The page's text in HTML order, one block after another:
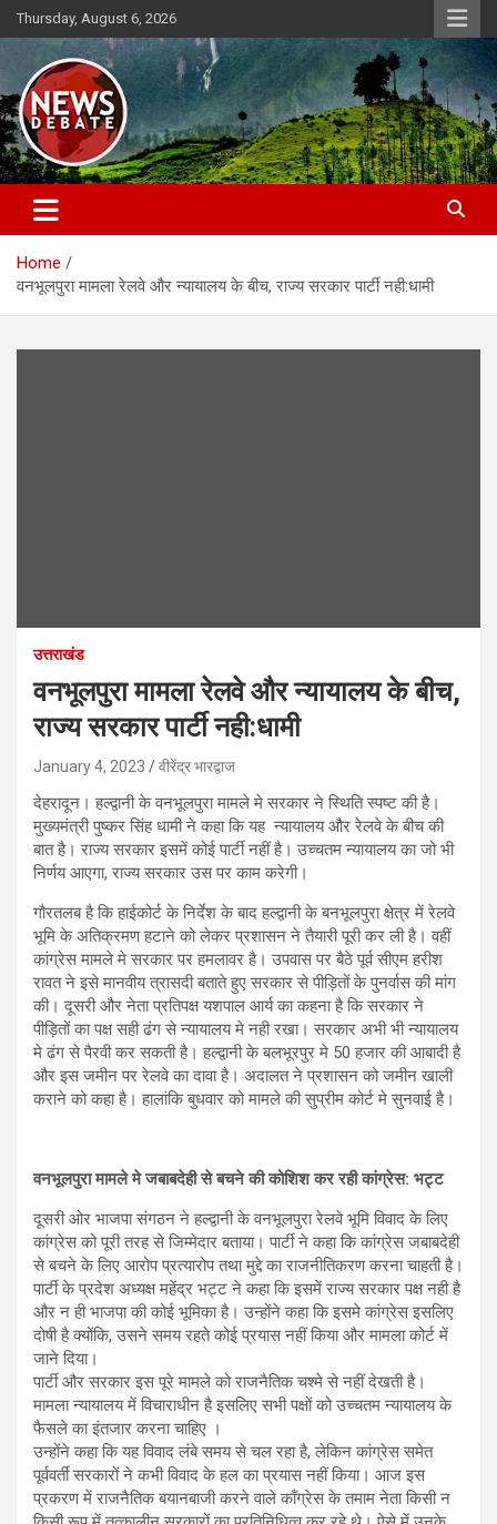
Skip
to
content
Thursday, August 6, 2026
News Debate
Home
वनभूलपुरा मामला रेलवे और न्यायालय के बीच, राज्य सरकार पार्टी नही:धामी
उत्तराखंड
वनभूलपुरा मामला रेलवे और न्यायालय के बीच,
राज्य सरकार पार्टी नही:धामी
January 4, 2023 वीरेंद्र भारद्वाज
देहरादून। हल्द्वानी के वनभूलपुरा मामले मे सरकार ने स्थिति स्पष्ट की है।
मुख्यमंत्री पुष्कर सिंह धामी ने कहा कि यह न्यायालय और रेलवे के बीच की
बात है। राज्य सरकार इसमें कोई पार्टी नहीं है। उच्चतम न्यायालय का जो भी
निर्णय आएगा, राज्य सरकार उस पर काम करेगी।
गौरतलब है कि हाईकोर्ट के निर्देश के बाद हल्द्वानी के बनभूलपुरा क्षेत्र में रेलवे
भूमि के अतिक्रमण हटाने को लेकर प्रशासन ने तैयारी पूरी कर ली है। वहीं
कांग्रेस मामले मे सरकार पर हमलावर है। उपवास पर बैठे पूर्व सीएम हरीश
रावत ने इसे मानवीय त्रासदी बताते हुए सरकार से पीड़ितों के पुनर्वास की मांग
की। दूसरी और नेता प्रतिपक्ष यशपाल आर्य का कहना है कि सरकार ने
पीड़ितों का पक्ष सही ढंग से न्यायालय मे नही रखा। सरकार अभी भी न्यायालय
मे ढंग से पैरवी कर सकती है। हल्द्वानी के बलभूरपुर मे 50 हजार की आबादी है
और इस जमीन पर रेलवे का दावा है। अदालत ने प्रशासन को जमीन खाली
कराने को कहा है। हालांकि बुधवार को मामले की सुप्रीम कोर्ट मे सुनवाई है।
वनभूलपुरा मामले मे जबाबदेही से बचने की कोशिश कर रही कांग्रेस: भट्ट
दूसरी ओर भाजपा संगठन ने हल्द्वानी के वनभूलपुरा रेलवे भूमि विवाद के लिए
कांग्रेस को पूरी तरह से जिम्मेदार बताया। पार्टी ने कहा कि कांग्रेस जबाबदेही
से बचने के लिए आरोप प्रत्यारोप तथा मुद्दे का राजनीतिकरण करना चाहती है।
पार्टी के प्रदेश अध्यक्ष महेंद्र भट्ट ने कहा कि इसमें राज्य सरकार पक्ष नही है
और न ही भाजपा की कोई भूमिका है। उन्होंने कहा कि इसमे कांग्रेस इसलिए
दोषी है क्योंकि, उसने समय रहते कोई प्रयास नहीं किया और मामला कोर्ट में
जाने दिया।
पार्टी और सरकार इस पूरे मामले को राजनैतिक चश्मे से नहीं देखती है।
मामला न्यायालय में विचाराधीन है इसलिए सभी पक्षों को उच्चतम न्यायालय के
फैसले का इंतजार करना चाहिए ।
उन्होंने कहा कि यह विवाद लंबे समय से चल रहा है, लेकिन कांग्रेस समेत
पूर्ववर्ती सरकारों ने कभी विवाद के हल का प्रयास नहीं किया। आज इस
प्रकरण में राजनैतिक बयानबाजी करने वाले कॉंग्रेस के तमाम नेता किसी न